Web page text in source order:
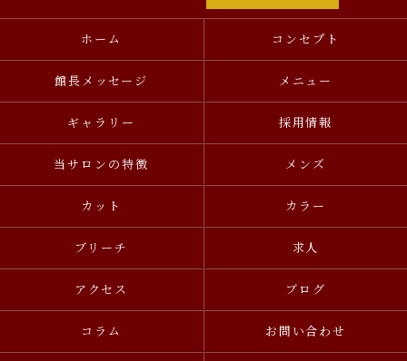
ホーム コンセプト
館長メッセージ メニュー
ギャラリー 採用情報
当サロンの特徴 メンズ
カット カラー
ブリーチ 求人
アクセス ブログ
コラム お問い合わせ